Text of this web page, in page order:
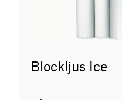
Blockljus Ice